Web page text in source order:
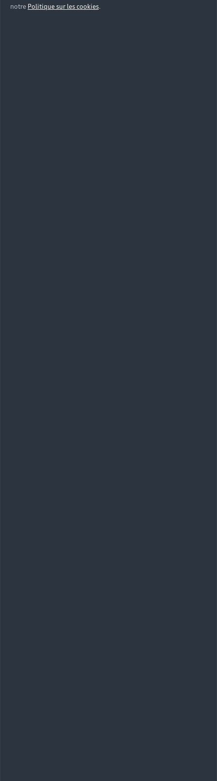
notre Politique sur les cookies.